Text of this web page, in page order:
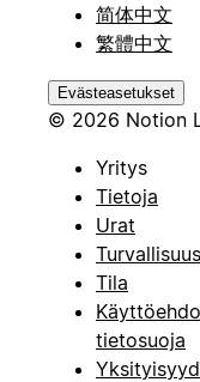
简体中文
繁體中文
Evästeasetukset
© 2026 Notion
Yritys
Tietoja
Urat
Turvallisuus
Tila
tietosuoja